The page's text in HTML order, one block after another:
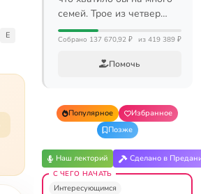
E
семей. Трое из четвер…
Собрано 137 670,92 ₽ из 419 389 ₽
Помочь
Популярное
Избранное
Позже
Наш лекторий Сделано в
С ЧЕГО НАЧАТЬ
Интересующимся